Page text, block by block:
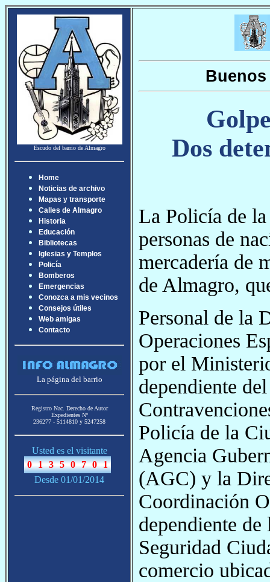
Escudo del barrio de Almagro
Home
Noticias de archivo
Mapas y transporte
Calles de Almagro
Historia
Educación
Bibliotecas
Iglesias y Templos
Policía
Bomberos
Emergencias
Conozca a mis vecinos
Consejos útiles
Web amigas
Contacto
La página del barrio
Registro Nac. Derecho de Autor
Expedientes Nª
236277 - 5114810 y 5247258
Usted es el visitante
Desde 01/01/2014
Buenos
Dos
La Policía de
personas de
mercadería de
de Almagro,
Personal de la
Operaciones
por el
dependiente
Policía de la
Agencia
(AGC) y la
Coordinación
dependiente de
Seguridad
comercio